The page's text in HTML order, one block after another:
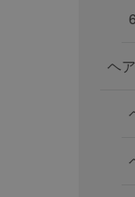
ヘ